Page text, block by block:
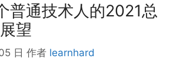
普通技术人的2021总
望
日 作者 learnhard